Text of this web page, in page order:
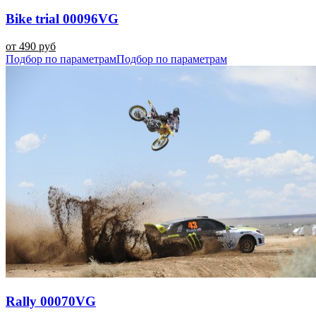
Bike trial 00096VG
от 490 руб
Подбор по параметрамПодбор по параметрам
Rally 00070VG